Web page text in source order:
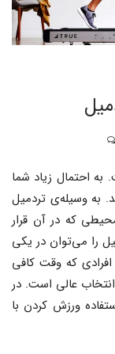
به احتمال زیاد شما
به وسیله‌ی تردمیل
که در آن قرار
را می‌توان در یکی
افرادی که وقت کافی
عالی است. در
ورزش کردن با